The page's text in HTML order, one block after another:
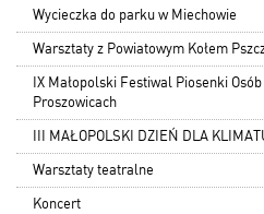
Wycieczka do parku w Miechowie
Warsztaty z Powiatowym Kołem
IX Małopolski Festiwal Piosenki
Proszowicach
III MAŁOPOLSKI DZIEŃ DLA
Warsztaty teatralne
Koncert